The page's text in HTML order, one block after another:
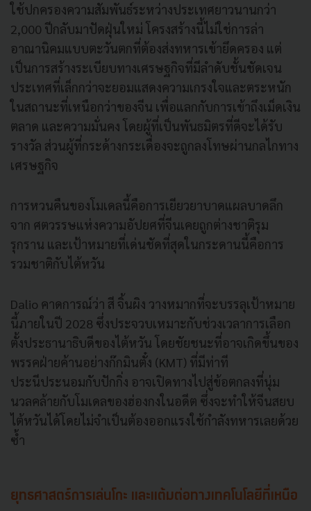
ใช้ปกครองความสัมพันธ์ระหว่างประเทศยาวนานกว่า
2,000 ปีกลับมาปัดฝุ่นใหม่ โครงสร้างนี้ไม่ใช่การล่า
อาณานิคมแบบตะวันตกที่ต้องส่งทหารเข้ายึดครอง แต่
เป็นการสร้างระเบียบทางเศรษฐกิจที่มีลำดับชั้นชัดเจน
ประเทศที่เล็กกว่าจะยอมแสดงความเกรงใจและตระหนัก
ในสถานะที่เหนือกว่าของจีน เพื่อแลกกับการเข้าถึงเม็ดเงิน
ตลาด และความมั่นคง โดยผู้ที่เป็นพันธมิตรที่ดีจะได้รับ
รางวัล ส่วนผู้ที่กระด้างกระเดื่องจะถูกลงโทษผ่านกลไกทาง
เศรษฐกิจ
การหวนคืนของโมเดลนี้คือการเยียวยาบาดแผลบาดลึก
จาก ศตวรรษแห่งความอัปยศที่จีนเคยถูกต่างชาติรุม
รุกราน และเป้าหมายที่เด่นชัดที่สุดในกระดานนี้คือการ
รวมชาติกับไต้หวัน
Dalio คาดการณ์ว่า สี จิ้นผิง วางหมากที่จะบรรลุเป้าหมาย
นี้ภายในปี 2028 ซึ่งประจวบเหมาะกับช่วงเวลาการเลือก
ตั้งประธานาธิบดีของไต้หวัน โดยชัยชนะที่อาจเกิดขึ้นของ
พรรคฝ่ายค้านอย่างก๊กมินตั๋ง (KMT) ที่มีท่าที
ประนีประนอมกับปักกิ่ง อาจเปิดทางไปสู่ข้อตกลงที่นุ่ม
นวลคล้ายกับโมเดลของฮ่องกงในอดีต ซึ่งจะทำให้จีนสยบ
ไต้หวันได้โดยไม่จำเป็นต้องออกแรงใช้กำลังทหารเลยด้วย
ซ้ำ
ยุทธศาสตร์การเล่นโกะ และแต้มต่อทางเทคโนโลยีที่เหนือ